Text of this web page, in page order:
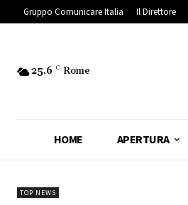
Gruppo Comunicare Italia Il Direttore
25.6 C Rome
HOME APERTURA
TOP NEWS